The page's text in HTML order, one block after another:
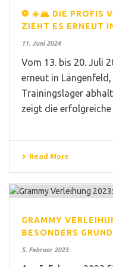
⚽ ☀️🏔️ DIE PROFIS
ZIEHT ES ERNEUT
11. Juni 2024
Vom 13. bis 20. Juli
erneut in
Trainingslager
zeigt die
Read More
GRAMMY
BESONDERS
5. Februar 2023